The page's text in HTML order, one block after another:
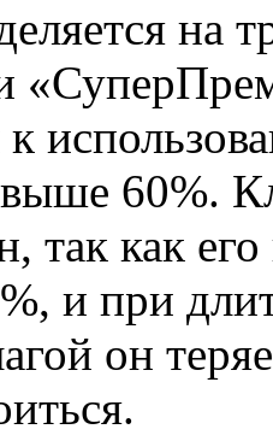
на
к
60%.
так как
и при
он